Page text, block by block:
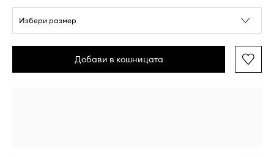
Избери размер
Добави в кошницата